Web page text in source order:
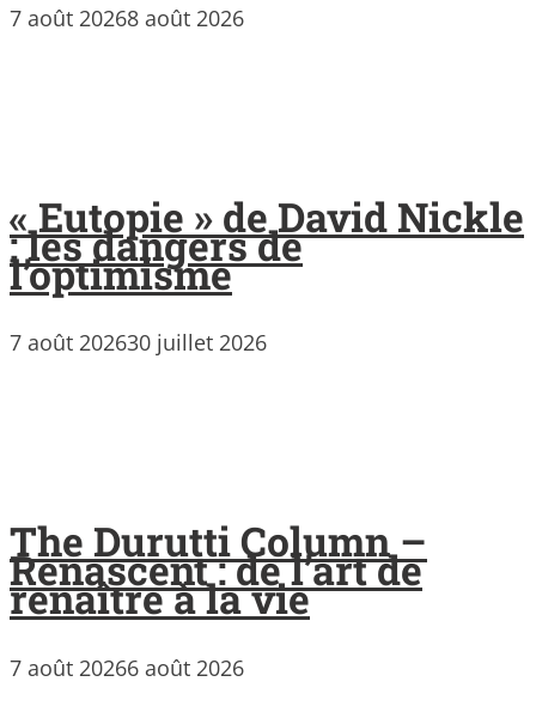
7 août 20268 août 2026
« Eutopie » de David Nickle
: les dangers de
l’optimisme
7 août 202630 juillet 2026
The Durutti Column –
Renascent : de l’art de
renaître à la vie
7 août 20266 août 2026